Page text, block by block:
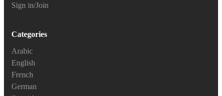
Sign in/Join
Categories
Arabic
English
French
German